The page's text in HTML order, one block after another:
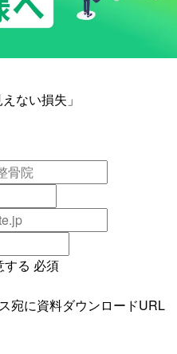
ない損失」
する 必須
宛に資料ダウンロードURL